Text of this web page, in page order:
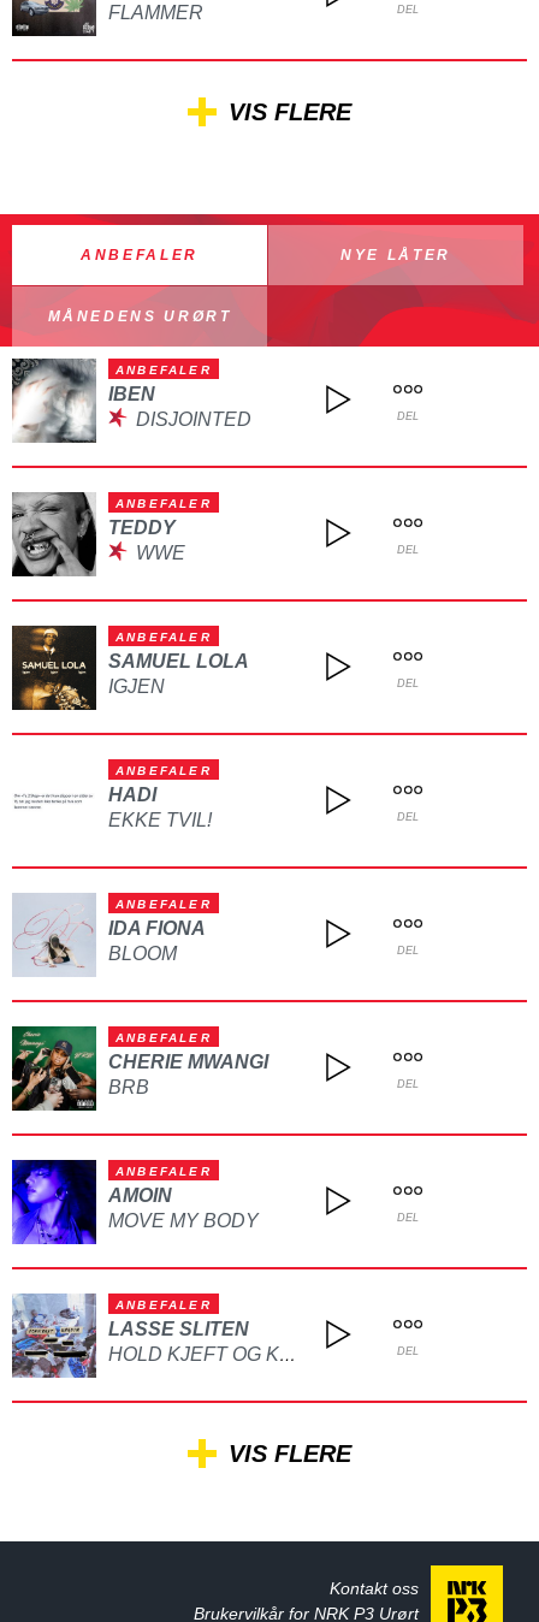
FLAMMER
DEL
VIS FLERE
ANBEFALER NYE LÅTER
MÅNEDENS URØRT
ANBEFALER
IBEN
DISJOINTED
DEL
ANBEFALER
TEDDY
WWE
DEL
ANBEFALER
SAMUEL LOLA
IGJEN
DEL
ANBEFALER
HADI
EKKE TVIL!
DEL
ANBEFALER
IDA FIONA
BLOOM
DEL
ANBEFALER
CHERIE MWANGI
BRB
DEL
ANBEFALER
AMOIN
MOVE MY BODY
DEL
ANBEFALER
LASSE SLITEN
HOLD KJEFT OG KYSS MEG DEL
VIS FLERE
Kontakt oss
Brukervilkår for NRK P3 Urørt